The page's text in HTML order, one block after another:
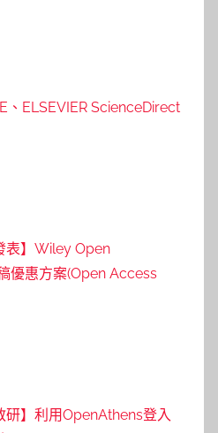
、ELSEVIER ScienceDirect
表】Wiley Open
優惠方案(Open Access
研】利用OpenAthens登入